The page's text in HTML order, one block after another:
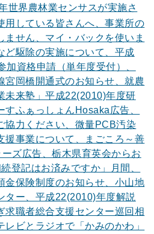
世界農林業センサスが実施さ
用している皆さんへ、事業所の
ません、マイ・バックを使いま
ど駆除の実施について、平成
加資格申請（単年度受付）、
宮岡橋開通式のお知らせ、就農
未来塾」平成22(2010)年度研
すふぁっしょんHosaka広告、
協力ください、微量PCB汚染
援事業について、まごころ～善
ズ広告、栃木県育英会からお
登記はお済みですか」月間、
金保険制度のお知らせ、小山地
ター、平成22(2010)年度解説
求職者総合支援センター巡回相
ビとラジオで「かみのかわ」